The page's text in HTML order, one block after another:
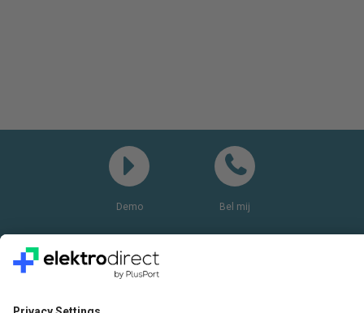
Demo Bel mij
Vragen? Bel ons gerust:
+31(0)85 0719 500